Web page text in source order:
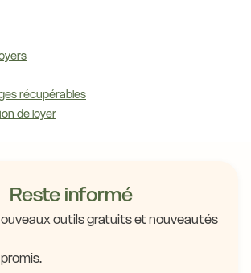
récupérables
de loyer
Reste informé
outils gratuits et nouveautés